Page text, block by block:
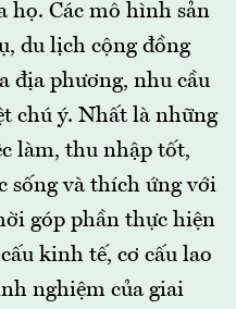
họ. Các mô hình sản
du lịch cộng đồng
địa phương, nhu cầu
chú ý. Nhất là những
làm, thu nhập tốt,
sống và thích ứng với
góp phần thực hiện
kinh tế, cơ cấu lao
nghiệm của giai